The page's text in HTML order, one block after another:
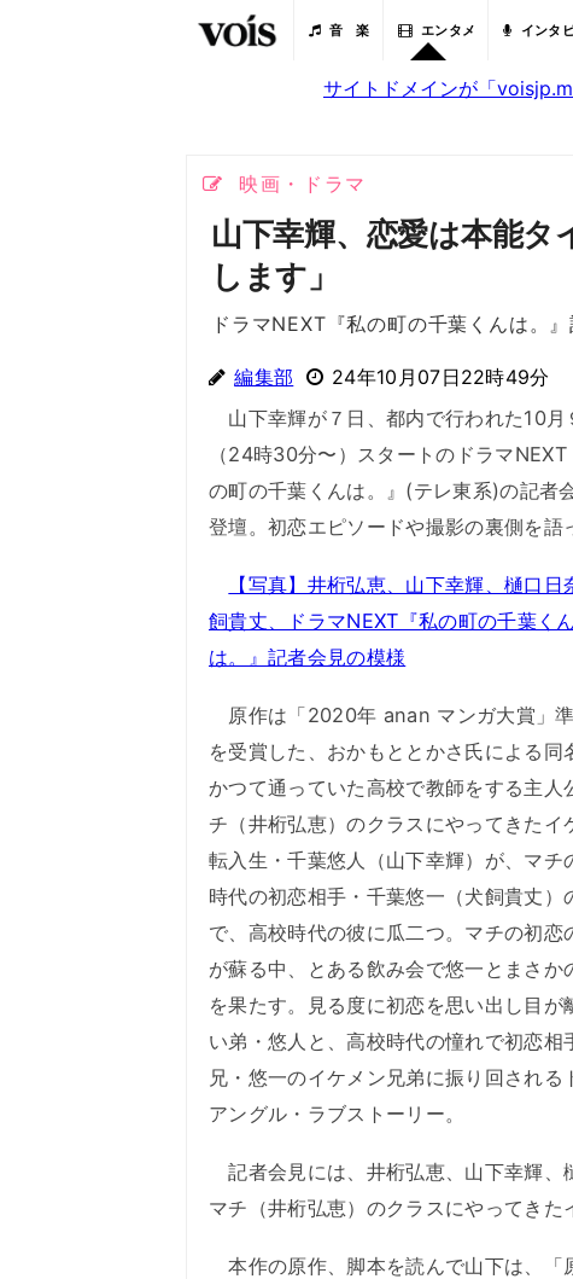
音 楽 エンタメ インタ
サイトドメインが「
映画・ドラマ
山下幸輝、恋愛は本能
します」
ドラマNEXT『私の町の千葉くんは。
編集部 24年10月07日22時49分
山下幸輝が７日、都内で行われた10月
（24時30分〜）スタートのドラマNEXT
の町の千葉くんは。』(テレ東系)の記者
登壇。初恋エピソードや撮影の裏側を語
【写真】井桁弘恵、山下幸輝、樋口日
飼貴丈、ドラマNEXT『私の町の千葉くん
は。』記者会見の模様
原作は「2020年 anan マンガ大賞」
を受賞した、おかもととかさ氏による同
かつて通っていた高校で教師をする主人
チ（井桁弘恵）のクラスにやってきたイ
転入生・千葉悠人（山下幸輝）が、マチ
時代の初恋相手・千葉悠一（犬飼貴丈）
で、高校時代の彼に瓜二つ。マチの初恋
が蘇る中、とある飲み会で悠一とまさか
を果たす。見る度に初恋を思い出し目が
い弟・悠人と、高校時代の憧れで初恋相
兄・悠一のイケメン兄弟に振り回される
アングル・ラブストーリー。
記者会見には、井桁弘恵、山下幸輝、
マチ（井桁弘恵）のクラスにやってきた
本作の原作、脚本を読んで山下は、「